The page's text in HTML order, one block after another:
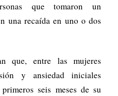
que tomaron un
una recaída en uno o dos
que, entre las mujeres
y ansiedad iniciales
seis meses de su